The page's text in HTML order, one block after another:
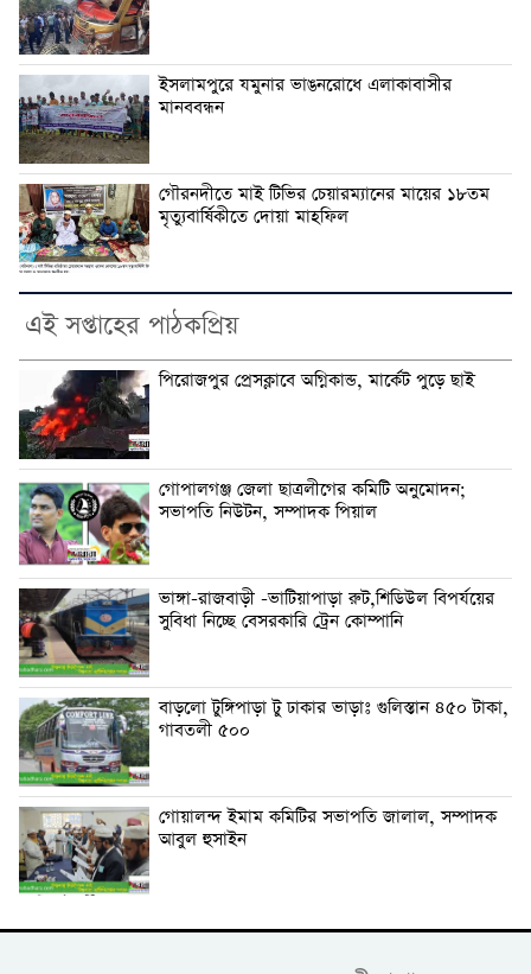
ইসলামপুরে যমুনার ভাঙনরোধে এলাকাবাসীর
মানববন্ধন
গৌরনদীতে মাই টিভির চেয়ারম্যানের মায়ের ১৮তম
মৃত্যুবার্ষিকীতে দোয়া মাহফিল
এই সপ্তাহের পাঠকপ্রিয়
পিরোজপুর প্রেসক্লাবে অগ্নিকান্ড, মার্কেট পুড়ে ছাই
গোপালগঞ্জ জেলা ছাত্রলীগের কমিটি অনুমোদন;
সভাপতি নিউটন, সম্পাদক পিয়াল
ভাঙ্গা-রাজবাড়ী -ভাটিয়াপাড়া রুট,শিডিউল বিপর্যয়ের
সুবিধা নিচ্ছে বেসরকারি ট্রেন কোম্পানি
বাড়লো টুঙ্গিপাড়া টু ঢাকার ভাড়াঃ গুলিস্তান ৪৫০ টাকা,
গাবতলী ৫০০
গোয়ালন্দ ইমাম কমিটির সভাপতি জালাল, সম্পাদক
আবুল হুসাইন